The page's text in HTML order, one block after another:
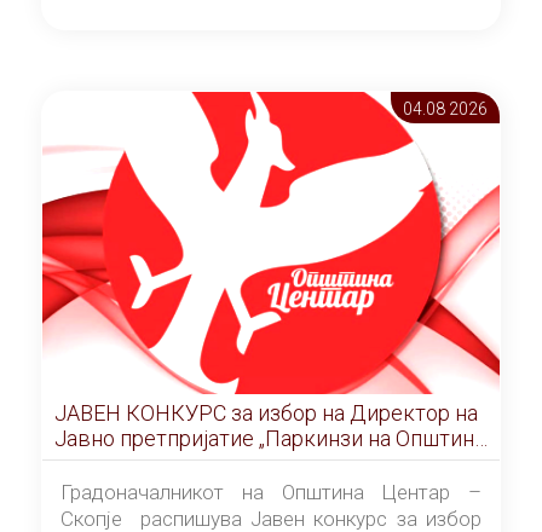
Скопје” број 9/2026), за времетраење од 3
(три) години од денот на потпишувањето на
Договорот за закуп со најповолниот
понудувач.
04.08 2026
ЈАВЕН КОНКУРС за избор на Директор на
Јавно претпријатие „Паркинзи на Општина
Центар“ – Скопје
Градоначалникот на Општина Центар –
Скопје распишува Јавен конкурс за избор